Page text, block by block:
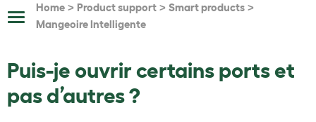
Toggle
Home > Product support > Smart products >
Mangeoire Intelligente
Puis-je ouvrir certains ports et
pas d’autres ?